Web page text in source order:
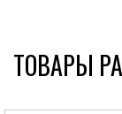
ТОВАРЫ